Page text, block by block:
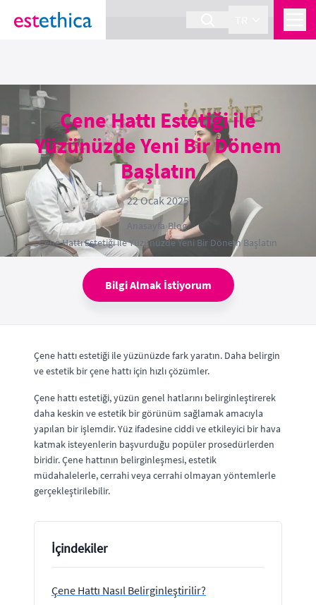
section Service {
Çene Hattı Estetiği ile
Yüzünüzde Yeni Bir Dönem
Başlatın
22 Ocak 2025
Anasayfa›Blog›
Çene Hattı Estetiği ile Yüzünüzde Yeni Bir Dönem Başlatın
Bilgi Almak İstiyorum
Çene hattı estetiği ile yüzünüzde fark yaratın. Daha belirgin
ve estetik bir çene hattı için hızlı çözümler.
Çene hattı estetiği, yüzün genel hatlarını belirginleştirerek
daha keskin ve estetik bir görünüm sağlamak amacıyla
yapılan bir işlemdir. Yüz ifadesine ciddi ve etkileyici bir hava
katmak isteyenlerin başvurduğu popüler prosedürlerden
biridir. Çene hattının belirginleşmesi, estetik
müdahalelerle, cerrahi veya cerrahi olmayan yöntemlerle
gerçekleştirilebilir.
İçindekiler
Çene Hattı Nasıl Belirginleştirilir?